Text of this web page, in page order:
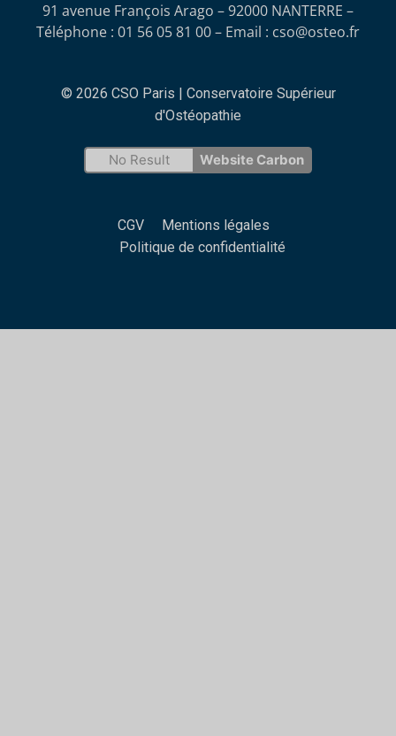
91 avenue François Arago – 92000 NANTERRE –
Téléphone : 01 56 05 81 00 – Email : cso@osteo.fr
© 2026 CSO Paris | Conservatoire Supérieur
d'Ostéopathie
No Result Website Carbon
CGV
Mentions légales
Politique de confidentialité